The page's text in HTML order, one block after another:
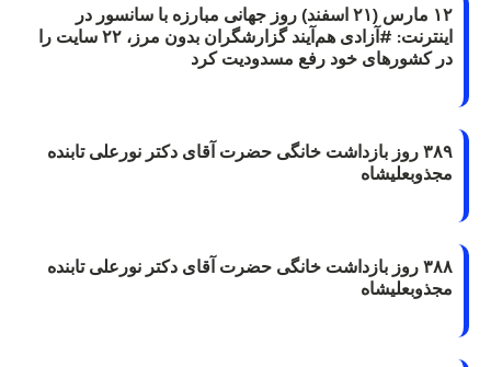
۱۲ مارس (۲۱ اسفند) روز جهانی مبارزه با سانسور در
اینترنت: #آزادی هم‌آیند گزارشگران‌ بدون مرز، ۲۲ سایت را
در کشورهای خود رفع مسدودیت کرد
۳۸۹ روز بازداشت خانگی حضرت آقای دکتر نورعلی تابنده
مجذوبعلیشاه
۳۸۸ روز بازداشت خانگی حضرت آقای دکتر نورعلی تابنده
مجذوبعلیشاه